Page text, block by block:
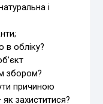
і
в обліку?
збором?
причиною
захиститися?